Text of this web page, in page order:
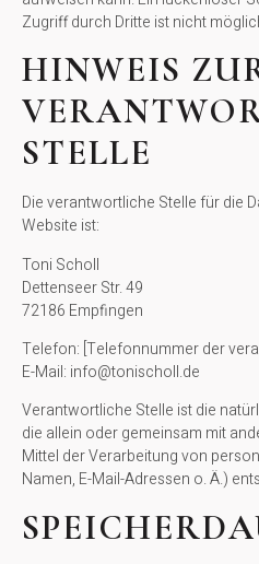
Zugriff durch Dritte ist nicht
HINWEIS
STELLE
Die verantwortliche Stelle für die
Website ist:
Toni Scholl
Dettenseer Str. 49
72186 Empfingen
Telefon: [Telefonnummer der
E-Mail: info@tonischoll.de
Verantwortliche Stelle ist die
die allein oder gemeinsam mit
Mittel der Verarbeitung von
Namen, E-Mail-Adressen o. Ä.)